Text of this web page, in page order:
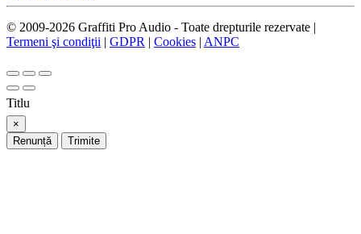
© 2009-2026 Graffiti Pro Audio - Toate drepturile rezervate |
Termeni şi condiţii | GDPR | Cookies | ANPC
Titlu
×
Renunță